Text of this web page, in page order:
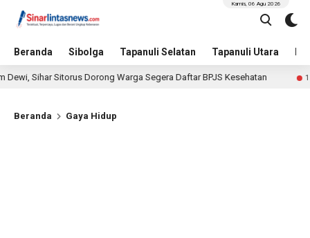
Beranda Sibolga Tapanuli Selatan Tapanuli Utara
Kamis, 06 Agu 2026
Sitorus Dorong Warga Segera Daftar BPJS Kesehatan 1 hari lalu
Beranda Gaya Hidup